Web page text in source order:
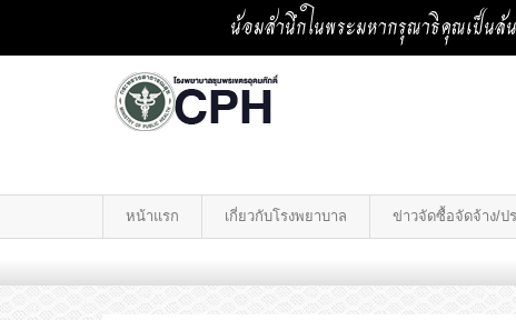
น้อมสำนึกในพระมหากรุณาธิคุณเป็น
หน้าแรก เกี่ยวกับโรงพยาบาล ข่าวจัดซื้อจัดจ้าง/ป